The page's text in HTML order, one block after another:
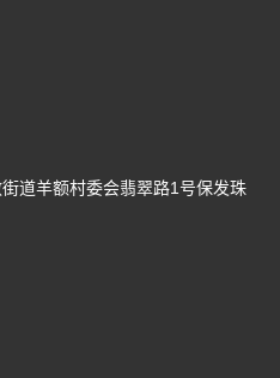
道羊额村委会翡翠路1号保发珠